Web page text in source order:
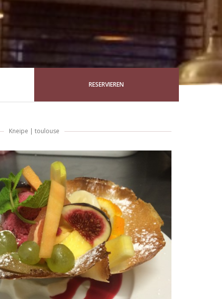
RESERVIEREN
Kneipe | toulouse